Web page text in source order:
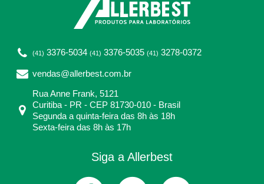
(41) 3376-5034 (41) 3376-5035 (41) 3278-0372
vendas@allerbest.com.br
Rua Anne Frank, 5121
Curitiba - PR - CEP 81730-010 - Brasil
Segunda a quinta-feira das 8h às 18h
Sexta-feira das 8h às 17h
Siga a Allerbest